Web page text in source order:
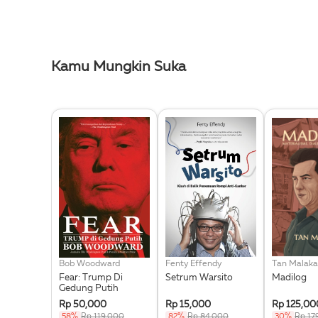
Kamu Mungkin Suka
Bob Woodward
Fear: Trump Di
Gedung Putih
Rp 50,000
Fenty Effendy
Setrum Warsito
Rp 15,000
Tan Malaka
Madilog
Rp